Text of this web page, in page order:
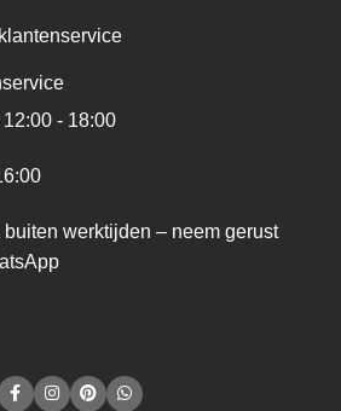
- 18:00
werktijden – neem gerust